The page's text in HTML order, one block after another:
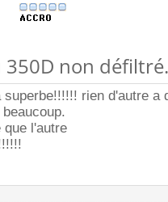
350D non
rien d'autre a
que l'autre